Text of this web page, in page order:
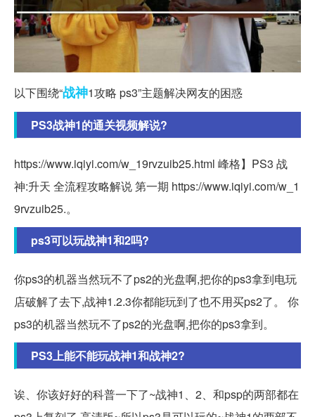
以下围绕“战神1攻略 ps3”主题解决网友的困惑
PS3战神1的通关视频解说?
https://www.iqiyi.com/w_19rvzuib25.html 峰格】PS3 战
神:升天 全流程攻略解说 第一期 https://www.iqiyi.com/w_1
9rvzuib25.。
ps3可以玩战神1和2吗?
你ps3的机器当然玩不了ps2的光盘啊,把你的ps3拿到电玩
店破解了去下,战神1.2.3你都能玩到了也不用买ps2了。 你
ps3的机器当然玩不了ps2的光盘啊,把你的ps3拿到。
PS3上能不能玩战神1和战神2?
诶、你该好好的科普一下了~战神1、2、和psp的两部都在